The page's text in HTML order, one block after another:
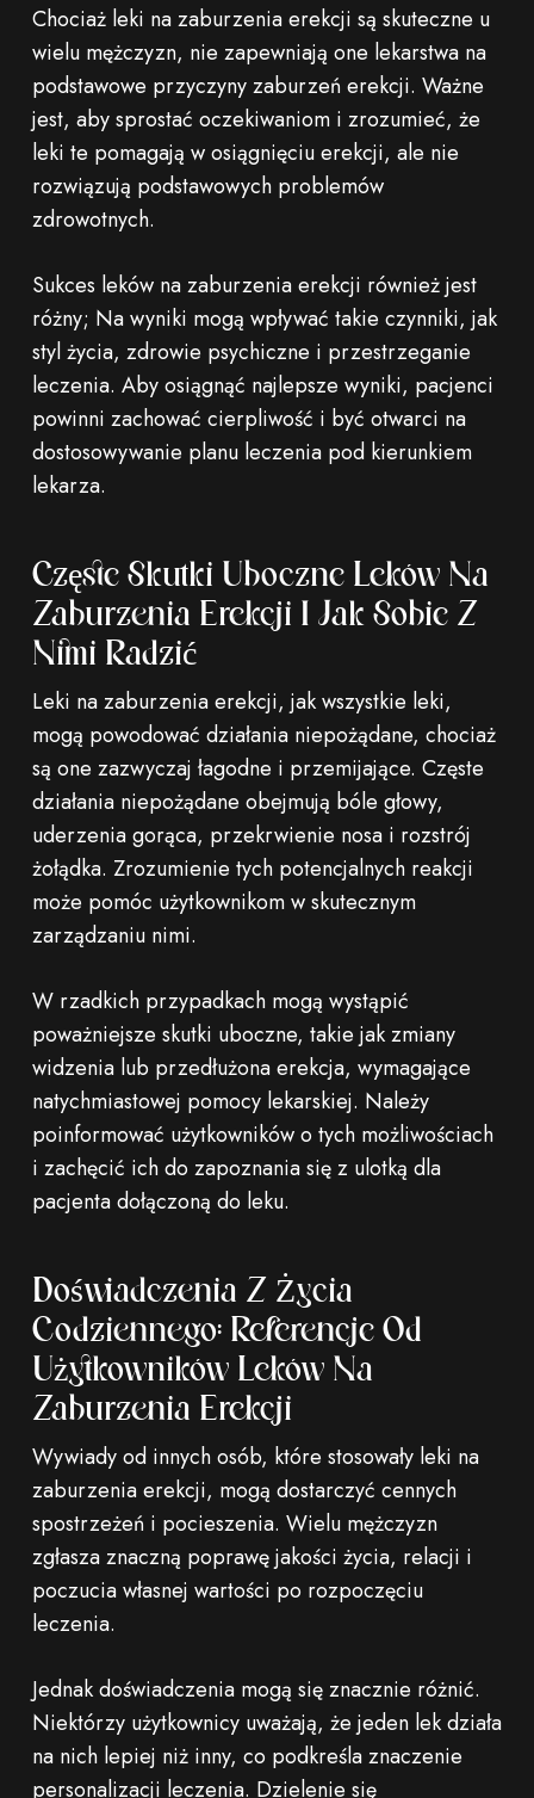
Chociaż leki na zaburzenia erekcji są skuteczne u
wielu mężczyzn, nie zapewniają one lekarstwa na
podstawowe przyczyny zaburzeń erekcji. Ważne
jest, aby sprostać oczekiwaniom i zrozumieć, że
leki te pomagają w osiągnięciu erekcji, ale nie
rozwiązują podstawowych problemów
zdrowotnych.
Sukces leków na zaburzenia erekcji również jest
różny; Na wyniki mogą wpływać takie czynniki, jak
styl życia, zdrowie psychiczne i przestrzeganie
leczenia. Aby osiągnąć najlepsze wyniki, pacjenci
powinni zachować cierpliwość i być otwarci na
dostosowywanie planu leczenia pod kierunkiem
lekarza.
Częste Skutki Uboczne Leków Na
Zaburzenia Erekcji I Jak Sobie Z
Nimi Radzić
Leki na zaburzenia erekcji, jak wszystkie leki,
mogą powodować działania niepożądane, chociaż
są one zazwyczaj łagodne i przemijające. Częste
działania niepożądane obejmują bóle głowy,
uderzenia gorąca, przekrwienie nosa i rozstrój
żołądka. Zrozumienie tych potencjalnych reakcji
może pomóc użytkownikom w skutecznym
zarządzaniu nimi.
W rzadkich przypadkach mogą wystąpić
poważniejsze skutki uboczne, takie jak zmiany
widzenia lub przedłużona erekcja, wymagające
natychmiastowej pomocy lekarskiej. Należy
poinformować użytkowników o tych możliwościach
i zachęcić ich do zapoznania się z ulotką dla
pacjenta dołączoną do leku.
Doświadczenia Z Życia
Codziennego: Referencje Od
Użytkowników Leków Na
Zaburzenia Erekcji
Wywiady od innych osób, które stosowały leki na
zaburzenia erekcji, mogą dostarczyć cennych
spostrzeżeń i pocieszenia. Wielu mężczyzn
zgłasza znaczną poprawę jakości życia, relacji i
poczucia własnej wartości po rozpoczęciu
leczenia.
Jednak doświadczenia mogą się znacznie różnić.
Niektórzy użytkownicy uważają, że jeden lek działa
na nich lepiej niż inny, co podkreśla znaczenie
personalizacji leczenia. Dzielenie się